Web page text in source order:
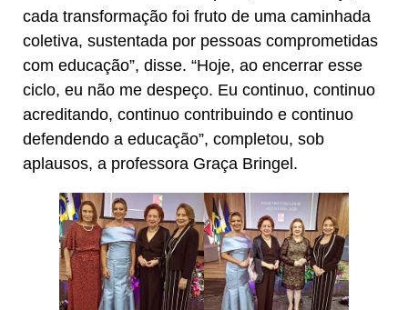
cada transformação foi fruto de uma caminhada
coletiva, sustentada por pessoas comprometidas
com educação”, disse. “Hoje, ao encerrar esse
ciclo, eu não me despeço. Eu continuo, continuo
acreditando, continuo contribuindo e continuo
defendendo a educação”, completou, sob
aplausos, a professora Graça Bringel.